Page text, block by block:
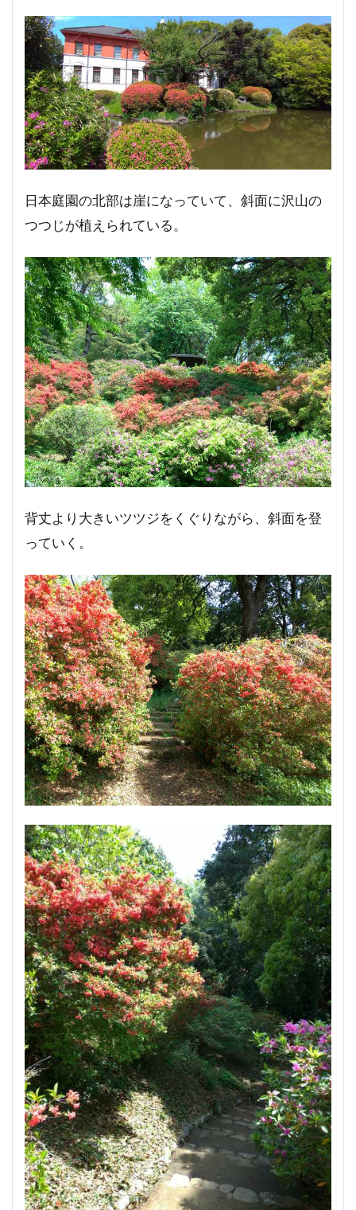
日本庭園の北部は崖になっていて、斜面に沢山の
つつじが植えられている。
背丈より大きいツツジをくぐりながら、斜面を登
っていく。